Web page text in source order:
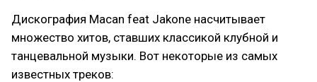
Дискография Macan feat Jakone насчитывает
множество хитов, ставших классикой клубной и
танцевальной музыки. Вот некоторые из самых
известных треков: